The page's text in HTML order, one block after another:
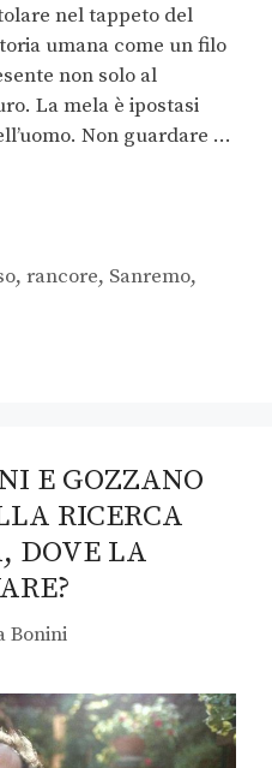
nel tappeto del
umana come un filo
non solo al
La mela è ipostasi
Non guardare …
,rancore, Sanremo,
E GOZZANO
RICERCA
DOVE LA
Bonini